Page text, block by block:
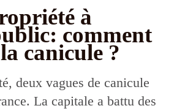
à
comment
canicule ?
deux vagues de canicule
La capitale a battu des